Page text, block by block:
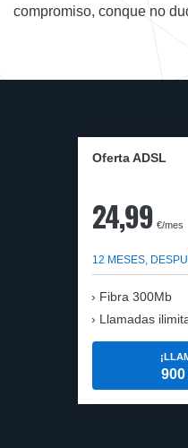
compromiso, conque no
Oferta ADSL
24,99 €/mes
12 MESES,
Fibra 300Mb
Llamadas
900